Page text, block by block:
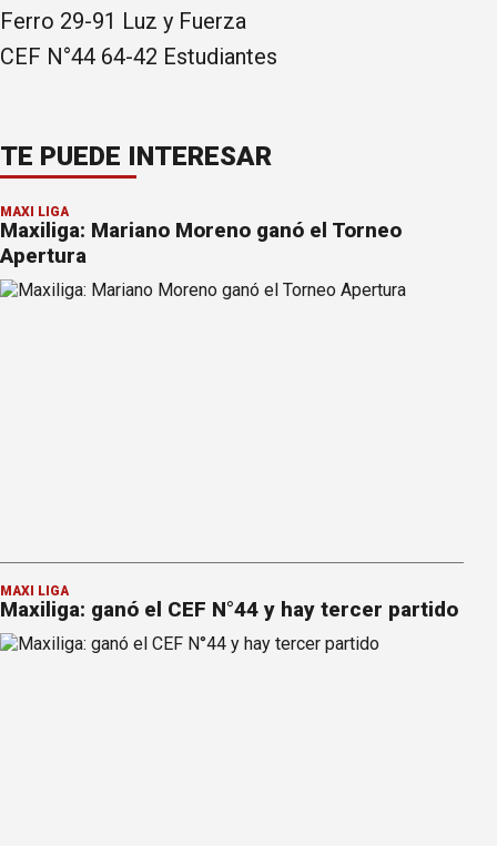
Ferro 29-91 Luz y Fuerza
CEF N°44 64-42 Estudiantes
TE PUEDE INTERESAR
MAXI LIGA
Maxiliga: Mariano Moreno ganó el Torneo
Apertura
MAXI LIGA
Maxiliga: ganó el CEF N°44 y hay tercer partido